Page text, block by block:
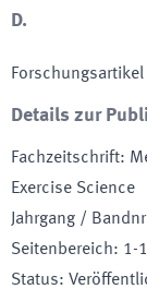
D.
Details zur
Fachzeitschrift:
Exercise Science
Jahrgang /
Seitenbereich: 1-
Status: